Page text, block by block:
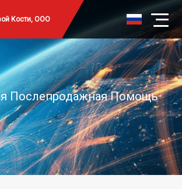
Кости, ООО
Послепродажная Помощь